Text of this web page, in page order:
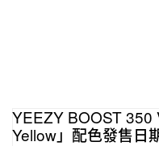
YEEZY BOOST 350
Yellow」配色發售日